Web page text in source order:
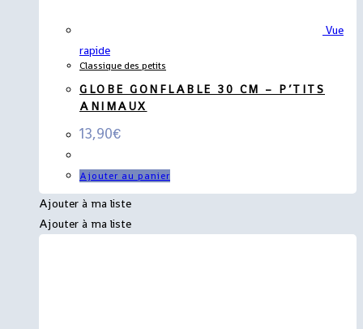
Vue
rapide
Classique des petits
GLOBE GONFLABLE 30 CM – P’TITS
ANIMAUX
13,90€
Ajouter au panier
Ajouter à ma liste
Ajouter à ma liste